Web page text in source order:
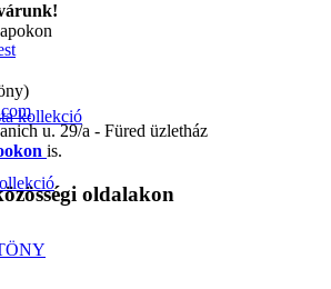
kollekció
u. 29/a - Füred üzletház
is.
oldalakon